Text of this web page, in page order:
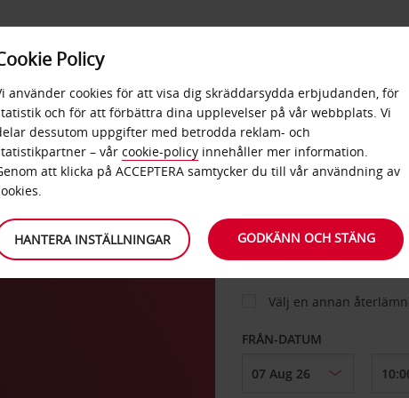
ERBJUDANDEN
BIL
HÄMTA FRÅN
Välj en annan
FRÅN-DATUM
Policy
använder cookies för att visa dig skräddarsydda erbjudanden, för
och för att förbättra dina upplevelser på vår webbplats. Vi
dessutom uppgifter med betrodda reklam- och
– vår cookie-policy innehåller mer information.
att klicka på ACCEPTERA samtycker du till vår användning av
HANTERA INSTÄLLNINGAR GODKÄNN OCH STÄNG